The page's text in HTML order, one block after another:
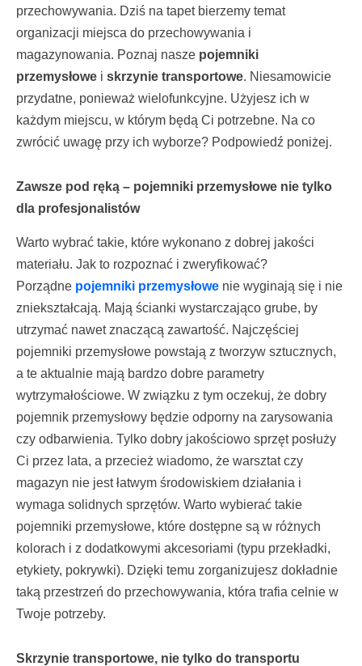
przechowywania. Dziś na tapet bierzemy temat
organizacji miejsca do przechowywania i
magazynowania. Poznaj nasze pojemniki
przemysłowe i skrzynie transportowe. Niesamowicie
przydatne, ponieważ wielofunkcyjne. Użyjesz ich w
każdym miejscu, w którym będą Ci potrzebne. Na co
zwrócić uwagę przy ich wyborze? Podpowiedź poniżej.
Zawsze pod ręką – pojemniki przemysłowe nie tylko
dla profesjonalistów
Warto wybrać takie, które wykonano z dobrej jakości
materiału. Jak to rozpoznać i zweryfikować?
Porządne pojemniki przemysłowe nie wyginają się i nie
zniekształcają. Mają ścianki wystarczająco grube, by
utrzymać nawet znaczącą zawartość. Najczęściej
pojemniki przemysłowe powstają z tworzyw sztucznych,
a te aktualnie mają bardzo dobre parametry
wytrzymałościowe. W związku z tym oczekuj, że dobry
pojemnik przemysłowy będzie odporny na zarysowania
czy odbarwienia. Tylko dobry jakościowo sprzęt posłuży
Ci przez lata, a przecież wiadomo, że warsztat czy
magazyn nie jest łatwym środowiskiem działania i
wymaga solidnych sprzętów. Warto wybierać takie
pojemniki przemysłowe, które dostępne są w różnych
kolorach i z dodatkowymi akcesoriami (typu przekładki,
etykiety, pokrywki). Dzięki temu zorganizujesz dokładnie
taką przestrzeń do przechowywania, która trafia celnie w
Twoje potrzeby.
Skrzynie transportowe, nie tylko do transportu